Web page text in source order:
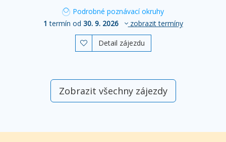
Podrobné poznávací okruhy
1 termín od 30. 9. 2026 zobrazit termíny
 Detail zájezdu
Zobrazit všechny zájezdy